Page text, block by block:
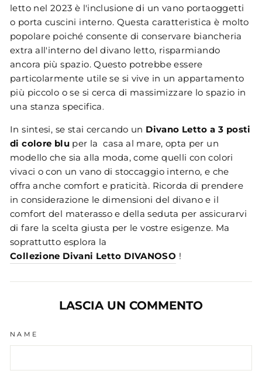
letto nel 2023 è l'inclusione di un vano portaoggetti
o porta cuscini interno. Questa caratteristica è molto
popolare poiché consente di conservare biancheria
extra all'interno del divano letto, risparmiando
ancora più spazio. Questo potrebbe essere
particolarmente utile se si vive in un appartamento
più piccolo o se si cerca di massimizzare lo spazio in
una stanza specifica​ .
In sintesi, se stai cercando un Divano Letto a 3 posti
di colore bluper la casa al mare, opta per un
modello che sia alla moda, come quelli con colori
vivaci o con un vano di stoccaggio interno, e che
offra anche comfort e praticità. Ricorda di prendere
in considerazione le dimensioni del divano e il
comfort del materasso e della seduta per assicurarvi
di fare la scelta giusta per le vostre esigenze. Ma
soprattutto esplora la
Collezione Divani Letto DIVANOSO !
LASCIA UN COMMENTO
NAME